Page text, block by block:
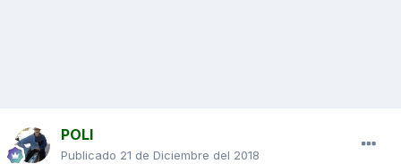
POLI
Publicado 21 de Diciembre del 2018